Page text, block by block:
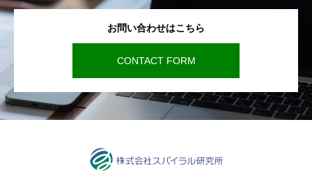
お問い合わせはこちら
CONTACT FORM